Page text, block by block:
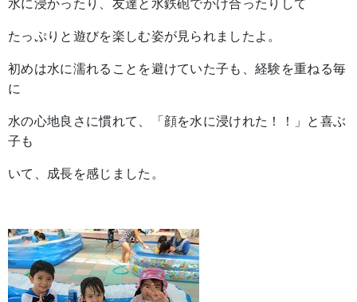
水に浸かったり、友達と水鉄砲でかけ合ったりして
たっぷりと遊びを楽しむ姿が見られましたよ。
初めは水に濡れることを避けていた子も、経験を重ねる毎
に
水の心地良さに慣れて、「顔を水に浸けれた！！」と喜ぶ
子も
いて、成長を感じました。